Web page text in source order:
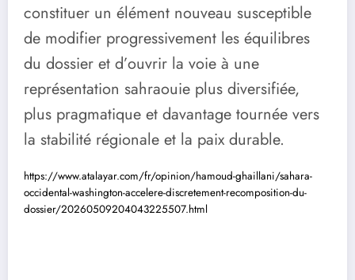
constituer un élément nouveau susceptible
de modifier progressivement les équilibres
du dossier et d’ouvrir la voie à une
représentation sahraouie plus diversifiée,
plus pragmatique et davantage tournée vers
la stabilité régionale et la paix durable.
https://www.atalayar.com/fr/opinion/hamoud-ghaillani/sahara-
occidental-washington-accelere-discretement-recomposition-du-
dossier/20260509204043225507.html